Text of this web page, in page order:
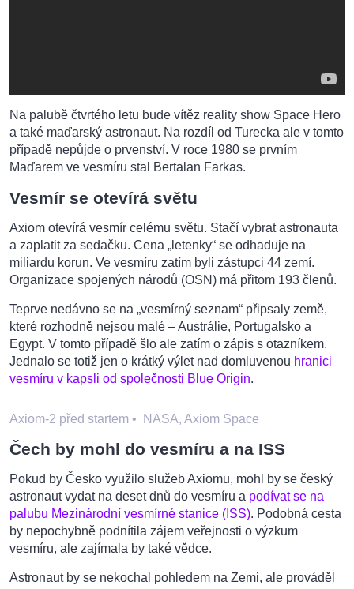
Na palubě čtvrtého letu bude vítěz reality show Space Hero
a také maďarský astronaut. Na rozdíl od Turecka ale v tomto
případě nepůjde o prvenství. V roce 1980 se prvním
Maďarem ve vesmíru stal Bertalan Farkas.
Vesmír se otevírá světu
Axiom otevírá vesmír celému světu. Stačí vybrat astronauta
a zaplatit za sedačku. Cena „letenky“ se odhaduje na
miliardu korun. Ve vesmíru zatím byli zástupci 44 zemí.
Organizace spojených národů (OSN) má přitom 193 členů.
Teprve nedávno se na „vesmírný seznam“ připsaly země,
které rozhodně nejsou malé – Austrálie, Portugalsko a
Egypt. V tomto případě šlo ale zatím o zápis s otazníkem.
Jednalo se totiž jen o krátký výlet nad domluvenou hranici
vesmíru v kapsli od společnosti Blue Origin.
Axiom-2 před startem • NASA, Axiom Space
Čech by mohl do vesmíru a na ISS
Pokud by Česko využilo služeb Axiomu, mohl by se český
astronaut vydat na deset dnů do vesmíru a podívat se na
palubu Mezinárodní vesmírné stanice (ISS). Podobná cesta
by nepochybně podnítila zájem veřejnosti o výzkum
vesmíru, ale zajímala by také vědce.
Astronaut by se nekochal pohledem na Zemi, ale prováděl